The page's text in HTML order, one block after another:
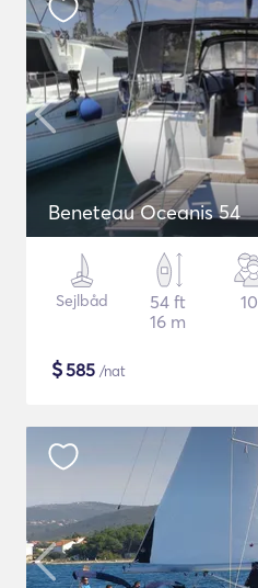
Beneteau Oceanis 54
Sejlbåd
54 ft
16 m
10
$585 /nat